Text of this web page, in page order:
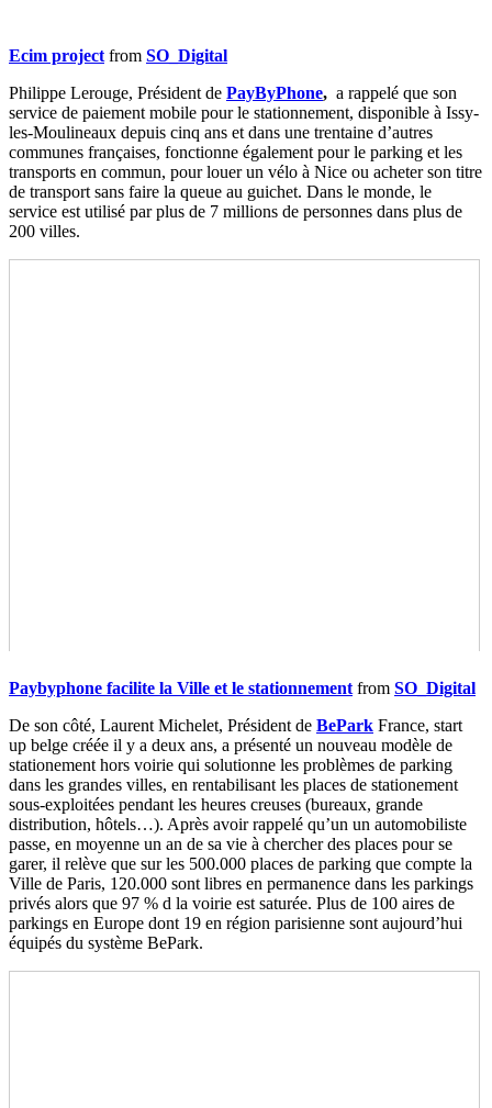
Ecim project from SO_Digital
Philippe Lerouge, Président de PayByPhone, a rappelé que son
service de paiement mobile pour le stationnement, disponible à Issy-
les-Moulineaux depuis cinq ans et dans une trentaine d’autres
communes françaises, fonctionne également pour le parking et les
transports en commun, pour louer un vélo à Nice ou acheter son titre
de transport sans faire la queue au guichet. Dans le monde, le
service est utilisé par plus de 7 millions de personnes dans plus de
200 villes.
Paybyphone facilite la Ville et le stationnement from SO_Digital
De son côté, Laurent Michelet, Président de BePark France, start
up belge créée il y a deux ans, a présenté un nouveau modèle de
stationement hors voirie qui solutionne les problèmes de parking
dans les grandes villes, en rentabilisant les places de stationement
sous-exploitées pendant les heures creuses (bureaux, grande
distribution, hôtels…). Après avoir rappelé qu’un un automobiliste
passe, en moyenne un an de sa vie à chercher des places pour se
garer, il relève que sur les 500.000 places de parking que compte la
Ville de Paris, 120.000 sont libres en permanence dans les parkings
privés alors que 97 % d la voirie est saturée. Plus de 100 aires de
parkings en Europe dont 19 en région parisienne sont aujourd’hui
équipés du système BePark.